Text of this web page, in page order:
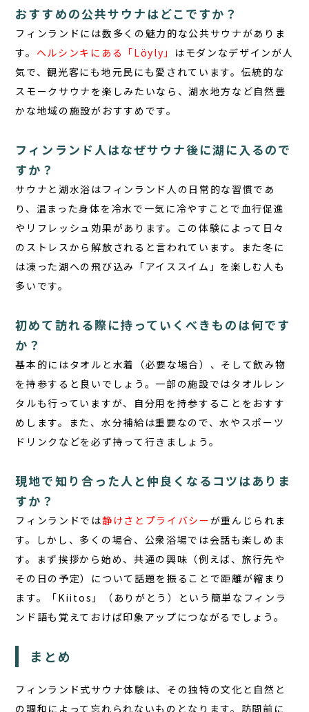
おすすめの公共サウナはどこですか？
フィンランドには数多くの魅力的な公共サウナがありま
す。 ヘルシンキにある「Löyly」
はモダンなデザインが人
気で、観光客にも地元民にも愛されています。伝統的な
スモークサウナを楽しみたいなら、湖水地方など自然豊
かな地域の施設がおすすめです。
フィンランド人はなぜサウナ後に湖に入るので
すか？
サウナと湖水浴 はフィンランド人の日常的な習慣であ
り、温まった身体を冷水で一気に冷やすことで血行促進
やリフレッシュ効果があります。この体験によって日々
のストレスから解放されると言われています。また冬に
は凍った湖への飛び込み「アイススイム」を楽しむ人も
多いです。
初めて訪れる際に持っていくべきものは何です
か？
基本的にはタオルと水着（必要な場合）、そして飲み物
を持参すると良いでしょう。一部の施設ではタオルレン
タルも行っていますが、自分用を持参することをおすす
めします。また、水分補給は重要なので、水やスポーツ
ドリンクなどを必ず持って行きましょう。
現地で知り合った人と仲良くなるコツはありま
すか？
フィンランドでは静けさとプライバシーが重んじられま
す。しかし、多くの場合、公衆浴場では会話も楽しめま
す。まず挨拶から始め、共通の興味（例えば、旅行先や
その日の予定）について話題を振ることで距離が縮まり
ます。「Kiitos」（ありがとう）という簡単なフィンラ
ンド語も覚えておけば印象アップにつながるでしょう。
まとめ
フィンランド式サウナ体験は、その独特の文化と自然と
の調和によって忘れられないものとなります。訪問前に